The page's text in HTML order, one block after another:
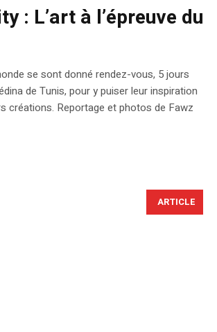
: L’art à l’épreuve du
se sont donné rendez-vous, 5 jours
de Tunis, pour y puiser leur inspiration
créations. Reportage et photos de Fawz
ARTICLE